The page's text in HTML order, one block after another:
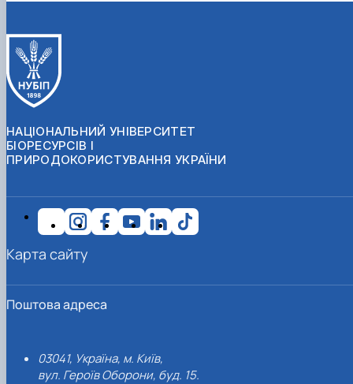
НАЦІОНАЛЬНИЙ УНІВЕРСИТЕТ
БІОРЕСУРСІВ І
ПРИРОДОКОРИСТУВАННЯ УКРАЇНИ
Поштова адреса
03041, Україна, м. Київ,
вул. Героїв Оборони, буд. 15.
Карта сайту